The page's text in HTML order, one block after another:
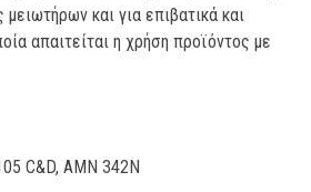
και για επιβατικά και
απαιτείται η χρήση προϊόντος με
C&D, AMN 342N